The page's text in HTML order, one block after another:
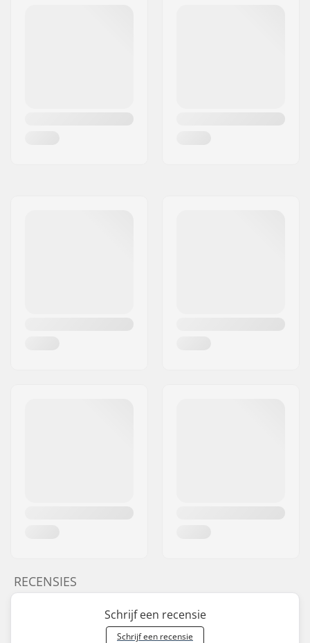
RECENSIES
Schrijf een recensie
Schrijf een recensie